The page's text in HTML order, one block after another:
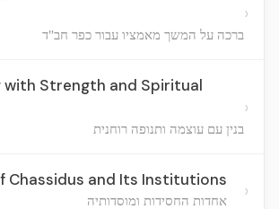
ברכה על המשך מאמציו עבור כפר חב"ד
›
with Strength and Spiritual
בנין עם עוצמה ותנופה רוחנית
›
Chassidus and Its Institutions
אחדות החסידות ומוסדותיה ›